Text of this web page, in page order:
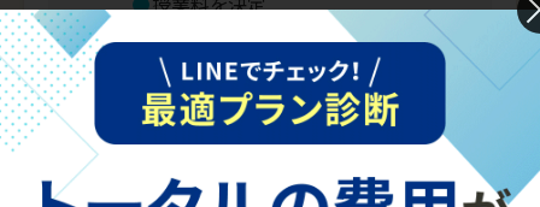
2 無料体験授業で質と雰囲気を体感